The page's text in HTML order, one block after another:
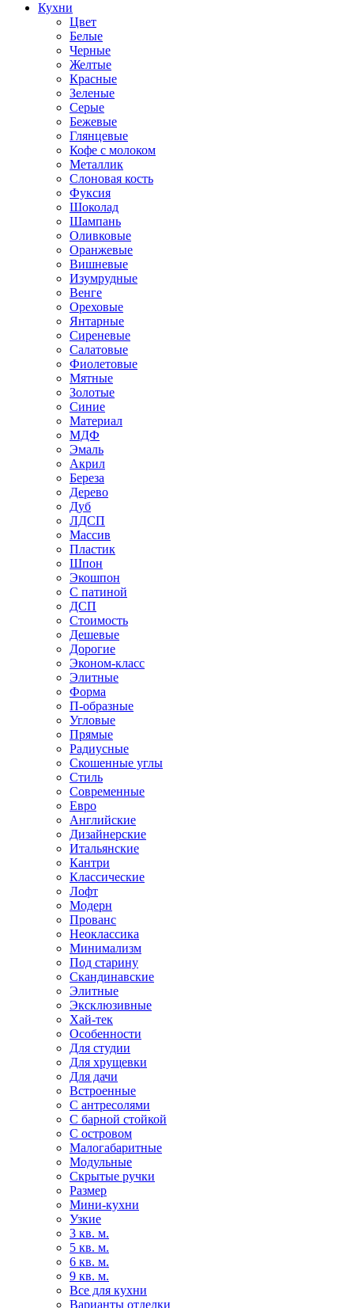
Кухни
Цвет
Белые
Черные
Желтые
Красные
Зеленые
Серые
Бежевые
Глянцевые
Кофе с молоком
Металлик
Слоновая кость
Фуксия
Шоколад
Шампань
Оливковые
Оранжевые
Вишневые
Изумрудные
Венге
Ореховые
Янтарные
Сиреневые
Салатовые
Фиолетовые
Мятные
Золотые
Синие
Материал
МДФ
Эмаль
Акрил
Береза
Дерево
Дуб
ЛДСП
Массив
Пластик
Шпон
Экошпон
С патиной
ДСП
Стоимость
Дешевые
Дорогие
Эконом-класс
Элитные
Форма
П-образные
Угловые
Прямые
Радиусные
Скошенные углы
Стиль
Современные
Евро
Английские
Дизайнерские
Итальянские
Кантри
Классические
Лофт
Модерн
Прованс
Неоклассика
Минимализм
Под старину
Скандинавские
Элитные
Эксклюзивные
Хай-тек
Особенности
Для студии
Для хрущевки
Для дачи
Встроенные
С антресолями
С барной стойкой
С островом
Малогабаритные
Модульные
Скрытые ручки
Размер
Мини-кухни
Узкие
3 кв. м.
5 кв. м.
6 кв. м.
9 кв. м.
Все для кухни
Варианты отделки